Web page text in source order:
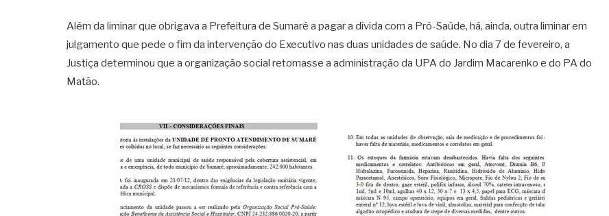
Além da liminar que obrigava a Prefeitura de Sumaré a pagar a dívida com a Pró-Saúde, há, ainda, outra liminar em
julgamento que pede o fim da intervenção do Executivo nas duas unidades de saúde. No dia 7 de fevereiro, a
Justiça determinou que a organização social retomasse a administração da UPA do Jardim Macarenko e do PA do
Matão.